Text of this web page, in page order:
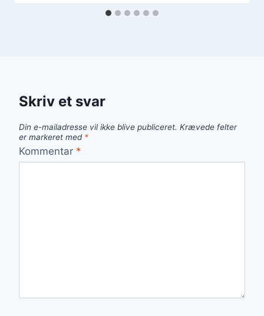
Skriv et svar
Din e-mailadresse vil ikke blive publiceret. Krævede felter
er markeret med *
Kommentar *